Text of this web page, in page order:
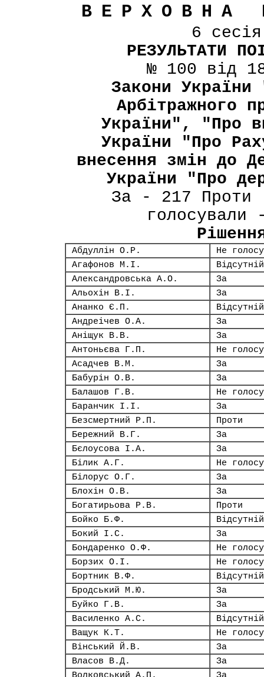
ВЕРХОВНА
6
РЕЗУЛЬТАТИ
№ 100 від
Закони
Арбітражного
України", "Про
України "Про
внесення змін до
України "Про
За - 217 Проти
Абдуллін О.Р.
Не
Агафонов М.І.
Відсутній
Александровська А.О.
За
Альохін В.І.
За
Ананко Є.П.
Відсутній
Андреічев О.А.
За
Аніщук В.В.
За
Антоньєва Г.П.
Не
Асадчев В.М.
За
Бабурін О.В.
За
Балашов Г.В.
Не
Баранчик І.І.
За
Безсмертний Р.П.
Проти
Бережний В.Г.
За
Бєлоусова І.А.
За
Білик А.Г.
Не
Білорус О.Г.
За
Блохін О.В.
За
Богатирьова Р.В.
Проти
Бойко Б.Ф.
Відсутній
Бокий І.С.
За
Бондаренко О.Ф.
Не
Борзих О.І.
Не
Бортник В.Ф.
Відсутній
Бродський М.Ю.
За
Буйко Г.В.
За
Василенко А.С.
Відсутній
Ващук К.Т.
Не
Вінський Й.В.
За
Власов В.Д.
За